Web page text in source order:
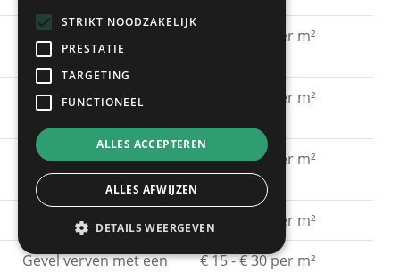
Gevel schilderen met
silicaatverf
€ 15 - € 30 per m²
Gevel schilderen met
€ 20 - € 40 per m²
Gevel schilderen met
spuitkurk
€ 40 - € 60 per m²
Gevel kaleien € 25 - € 40 per m²
Gevel verven met een
€ 15 - € 30 per m²
STRIKT NOODZAKELIJK
PRESTATIE
TARGETING
FUNCTIONEEL
ALLES ACCEPTEREN
ALLES AFWIJZEN
DETAILS WEERGEVEN